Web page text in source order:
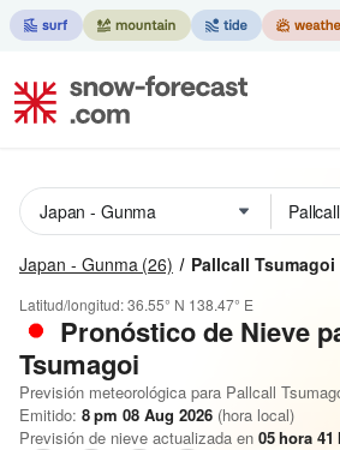
Japan - Gunma (26) Pallcall Tsumagoi
Latitud/longitud:36.55° N 138.47° E
Pronóstico de Nieve
Tsumagoi
Previsión meteorológica para Pallcall
Emitido: 8 pm 08 Aug 2026 (hora local)
Previsión de nieve actualizada en 05hora 41